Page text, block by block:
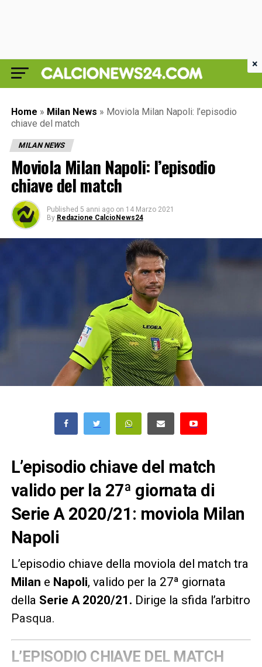
Home » Milan News » Moviola Milan Napoli: l’episodio
chiave del match
MILAN NEWS
Moviola Milan Napoli: l’episodio
chiave del match
Published 5 anni ago on 14 Marzo 2021
By Redazione CalcioNews24
L’episodio chiave del match
valido per la 27ª giornata di
Serie A 2020/21: moviola Milan
Napoli
L’episodio chiave della moviola del match tra
Milan e Napoli, valido per la 27ª giornata
della Serie A 2020/21 . Dirige la sfida l’arbitro
Pasqua.
L’EPISODIO CHIAVE DEL MATCH
×